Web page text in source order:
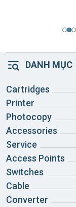
DANH MỤC
Cartridges
Printer
Photocopy
Accessories
Service
Access Points
Switches
Cable
Converter